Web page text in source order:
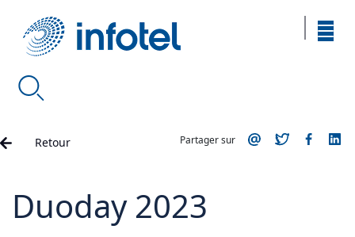
Retour Partager sur
Duoday 2023